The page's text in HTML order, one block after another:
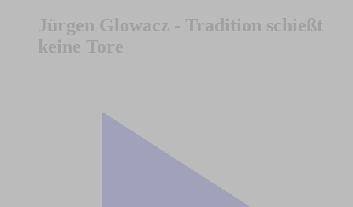
Jürgen Glowacz - Tradition schießt
keine Tore